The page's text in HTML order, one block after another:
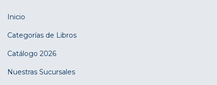
Inicio
Categorías de Libros
Catálogo 2026
Nuestras Sucursales